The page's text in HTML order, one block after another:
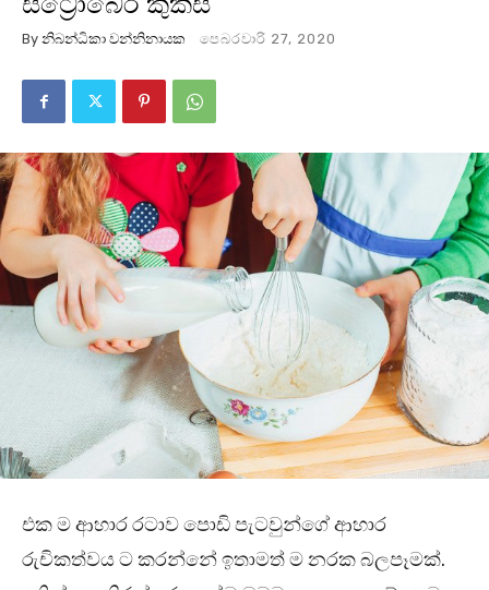
By නිබන්ධිකා වන්නිනායක පෙබරවාරි 27, 2020
එක ම ආහාර රටාව පොඩි පැටවුන්ගේ ආහාර
රුචිකත්වය ට කරන්නේ ඉතාමත් ම නරක බලපෑමක්.